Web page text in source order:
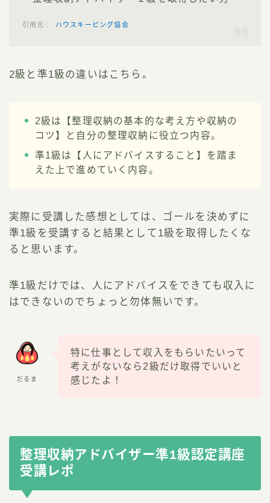
ハウスキーピング協会
2級と準1級の違いはこちら。
2級は【整理収納の基本的な考え方や収納の
コツ】と自分の整理収納に役立つ内容。
準1級は【人にアドバイスすること】を踏ま
えた上で進めていく内容。
実際に受講した感想としては、ゴールを決めずに
準1級を受講すると結果として1級を取得したくな
ると思います。
準1級だけでは、人にアドバイスをできても収入に
はできないのでちょっと勿体無いです。
だるま
特に仕事として収入をもらいたいって
考えがないなら2級だけ取得でいいと
感じたよ！
整理収納アドバイザー準1級認定講座
受講レポ